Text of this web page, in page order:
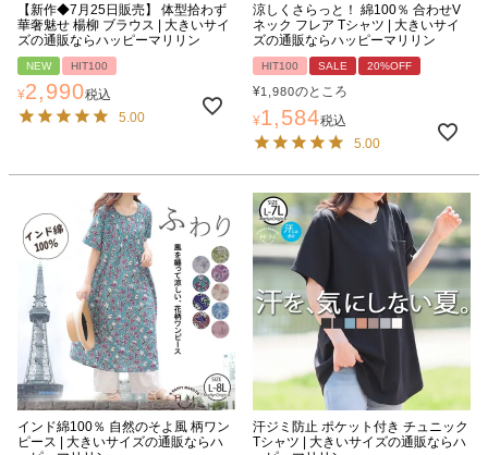
【新作◆7月25日販売】 体型拾わず
華奢魅せ 楊柳 ブラウス | 大きいサイ
ズの通販ならハッピーマリリン
NEW HIT100
¥2,990税込
5.00
涼しくさらっと！ 綿100％ 合わせV
ネック フレア Tシャツ | 大きいサイ
ズの通販ならハッピーマリリン
HIT100 SALE 20%OFF
¥1,980のところ
¥1,584税込
5.00
インド綿100％ 自然のそよ風 柄ワン
ピース | 大きいサイズの通販ならハ
汗ジミ防止 ポケット付き チュニック
Tシャツ | 大きいサイズの通販ならハ